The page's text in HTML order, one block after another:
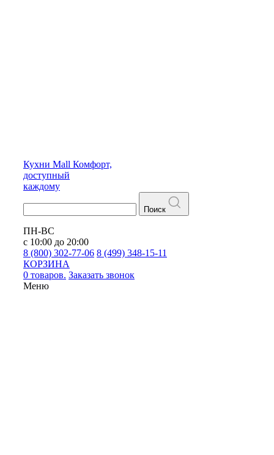
Кухни Mall Комфорт,
доступный
каждому
Поиск
ПН-ВС
с 10:00 до 20:00
8 (800) 302-77-06 8 (499) 348-15-11
КОРЗИНА
0 товаров. Заказать звонок
Меню